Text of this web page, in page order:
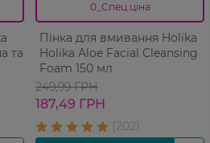
та
0_Спец.ціна
Пінка для вмивання Holika
Holika Aloe Facial Cleansing
Foam 150 мл
249,99 ГРН
187,49 ГРН